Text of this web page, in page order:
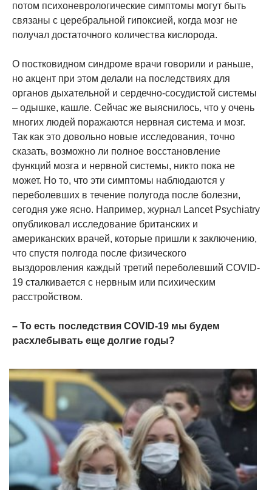
потом психоневрологические симптомы могут быть
связаны с церебральной гипоксией, когда мозг не
получал достаточного количества кислорода.
О постковидном синдроме врачи говорили и раньше,
но акцент при этом делали на последствиях для
органов дыхательной и сердечно-сосудистой системы
– одышке, кашле. Сейчас же выяснилось, что у очень
многих людей поражаются нервная система и мозг.
Так как это довольно новые исследования, точно
сказать, возможно ли полное восстановление
функций мозга и нервной системы, никто пока не
может. Но то, что эти симптомы наблюдаются у
переболевших в течение полугода после болезни,
сегодня уже ясно. Например, журнал Lancet Psychiatry
опубликовал исследование британских и
американских врачей, которые пришли к заключению,
что спустя полгода после физического
выздоровления каждый третий переболевший COVID-
19 сталкивается с нервным или психическим
расстройством.
– То есть последствия COVID-19 мы будем
расхлебывать еще долгие годы?